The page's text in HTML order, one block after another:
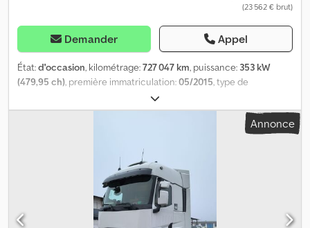
(23 562 € brut)
Demander Appel
État:d'occasion, kilométrage:727 047 km, puissance: 353 kW
(479,95 ch) , première immatriculation:05/2015 , type de
18 000 kg
385/65/22.5, configuration d'essieux:4x2, freins:retardeur,
, type
, taille du pneu avant:
315/70/22.5, nombre de sièges:
blocage de différentiel, cabine, chauffage de stationnement,
climatisation, contrôle de traction, faible niveau de bruit, filtre à
particules, ordinateur de bord, programme électronique de
Annonce